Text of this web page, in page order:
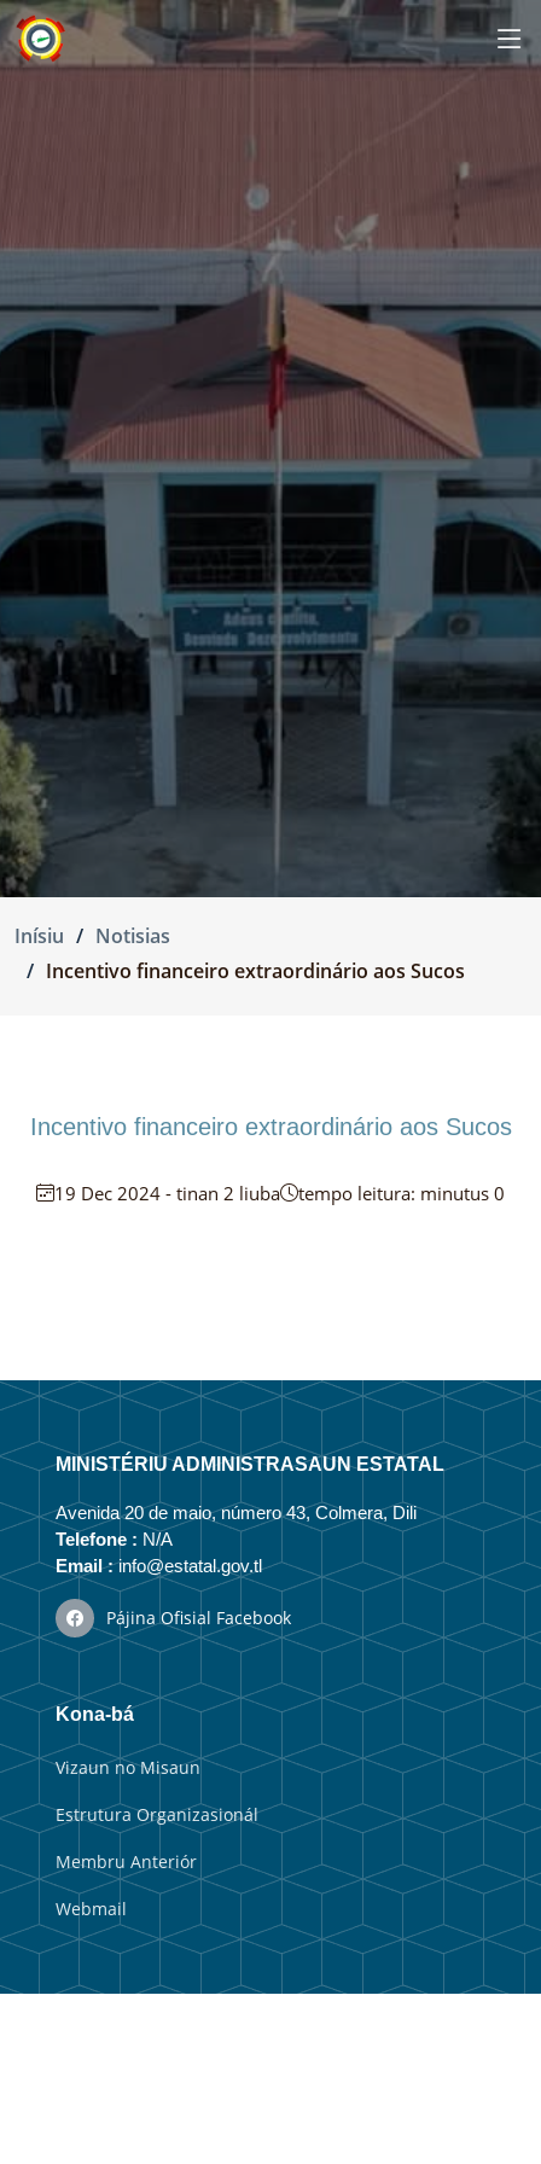
Inísiu
Notisias
Incentivo financeiro extraordinário aos Sucos
Incentivo financeiro extraordinário aos Sucos
19 Dec 2024 - tinan 2 liuba tempo leitura: minutus 0
MINISTÉRIU ADMINISTRASAUN ESTATAL
Avenida 20 de maio, número 43, Colmera, Dili
Telefone : N/A
Email :info@estatal.gov.tl
Pájina Ofisial Facebook
Kona-bá
Vizaun no Misaun
Estrutura Organizasionál
Membru Anteriór
Webmail